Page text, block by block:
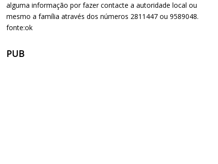
alguma informação por fazer contacte a autoridade local ou
mesmo a família através dos números 2811447 ou 9589048.
fonte:ok
PUB